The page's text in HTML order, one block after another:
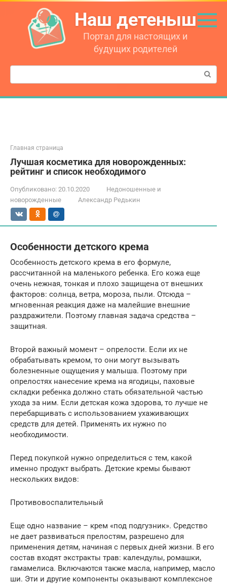
Перейти
контенту
Наш детеныш
Портал для настоящих и
будущих родителей
Поиск:
Главная страница
Лучшая косметика для новорожденных:
рейтинг и список необходимого
Опубликовано: 20.10.2020
Недоношенные и
новорожденные
Александр Редькин
Особенности детского крема
Особенность детского крема в его формуле,
рассчитанной на маленького ребенка. Его кожа еще
очень нежная, тонкая и плохо защищена от внешних
факторов: солнца, ветра, мороза, пыли. Отсюда –
мгновенная реакция даже на малейшие внешние
раздражители. Поэтому главная задача средства –
защитная.
Второй важный момент – опрелости. Если их не
обрабатывать кремом, то они могут вызывать
болезненные ощущения у малыша. Поэтому при
опрелостях нанесение крема на ягодицы, паховые
складки ребенка должно стать обязательной частью
ухода за ним. Если детская кожа здорова, то лучше не
перебарщивать с использованием ухаживающих
средств для детей. Применять их нужно по
необходимости.
Перед покупкой нужно определиться с тем, какой
именно продукт выбрать. Детские кремы бывают
нескольких видов:
Противовоспалительный
Еще одно название – крем «под подгузник». Средство
не дает развиваться прелостям, разрешено для
применения детям, начиная с первых дней жизни. В его
состав входят экстракты трав: календулы, ромашки,
гамамелиса. Включаются также масла, например, масло
ши. Эти и другие компоненты оказывают комплексное